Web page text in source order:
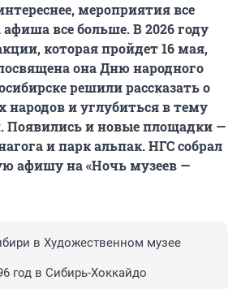
мероприятия все
афиша все больше. В 2026 году
которая пройдет 16 мая,
она Дню народного
решили рассказать о
народов и углубиться в тему
Появились и новые площадки —
и парк альпак. НГС собрал
афишу на «Ночь музеев —
в Художественном музее
год в Сибирь-Хоккайдо